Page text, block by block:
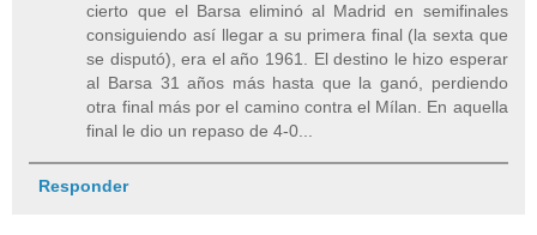
cierto que el Barsa eliminó al Madrid en semifinales
consiguiendo así llegar a su primera final (la sexta que
se disputó), era el año 1961. El destino le hizo esperar
al Barsa 31 años más hasta que la ganó, perdiendo
otra final más por el camino contra el Mílan. En aquella
final le dio un repaso de 4-0...
Responder